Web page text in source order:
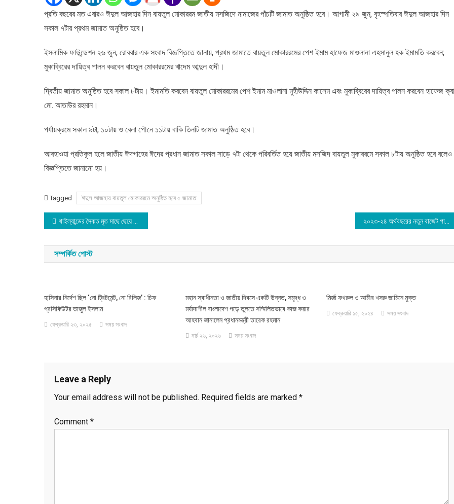
মোকাররমে
অনুষ্ঠিত
জামাত
প্রতি বছরের মত এবারও ঈদুল আজহার দিন বায়তুল মোকাররম জাতীয় মসজিদে নামাজের পাঁচটি জামাত অনুষ্ঠিত হবে। আগামী ২৯ জুন, বৃহস্পতিবার ঈদুল আজহার দিন
সকাল ৭টার প্রথম জামাত অনুষ্ঠিত হবে।
ইসলামিক ফাউন্ডেশন ২৬ জুন, রোববার এক সংবাদ বিজ্ঞপ্তিতে জানায়, প্রথম জামাতে বায়তুল মোকাররমের পেশ ইমাম হাফেজ মাওলানা এহসানুল হক ইমামতি করবেন;
মুকাব্বিরের দায়িত্ব পালন করবেন বায়তুল মোকাররমের খাদেম আব্দুল হাদী।
দ্বিতীয় জামাত অনুষ্ঠিত হবে সকাল ৮টায়। ইমামতি করবেন বায়তুল মোকাররমের পেশ ইমাম মাওলানা মুহীউদ্দিন কাসেম এবং মুকাব্বিরের দায়িত্ব পালন করবেন হাফেজ
মো. আতাউর রহমান।
পর্যায়ক্রমে সকাল ৯টা, ১০টায় ও বেলা পৌনে ১১টায় বাকি তিনটি জামাত অনুষ্ঠিত হবে।
আবহাওয়া প্রতিকূল হলে জাতীয় ঈদগাহের ঈদের প্রধান জামাত সকাল সাড়ে ৭টা থেকে পরিবর্তিত হয়ে জাতীয় মসজিদ বায়তুল মুকাররমে সকাল ৮টায় অনুষ্ঠিত হবে বলেও
বিজ্ঞপ্তিতে জানানো হয়।
Tagged ঈদুল আজহায় বায়তুল মোকাররমে অনুষ্ঠিত হবে ৫ জামাত
Post
navigation
থাইল্যান্ডের সৈকত মৃত মাছে ছেয়ে গেছে
সম্পর্কিত পোস্ট
হাসিনার নির্দেশ ছিল ‘নো ট্রিটমেন্ট, নো রিলিজ’ : চিফ
প্রসিকিউটর তাজুল ইসলাম
ফেব্রুয়ারি ২৩, ২০২৫ সময় সংবাদ
মহান স্বাধীনতা ও জাতীয় দিবসে একটি উন্নত, সমৃদ্ধ ও
মর্যাদাশীল বাংলাদেশ গড়ে তুলতে সম্মিলিতভাবে কাজ করার
আহবান জানালেন প্রধানমন্ত্রী তারেক রহমান
মার্চ ২৬, ২০২৬ সময় সংবাদ
মির্জা ফখরুল ও আমীর খসরু জামিনে মুক্ত
ফেব্রুয়ারি ১৫, ২০২৪ সময় সংবাদ
Leave a Reply
Your email address will not be published. Required fields are marked *
Comment *